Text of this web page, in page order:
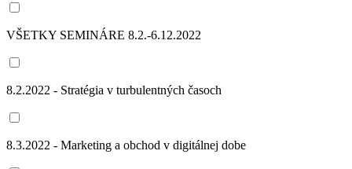
VŠETKY SEMINÁRE 8.2.-6.12.2022
8.2.2022 - Stratégia v turbulentných časoch
8.3.2022 - Marketing a obchod v digitálnej dobe